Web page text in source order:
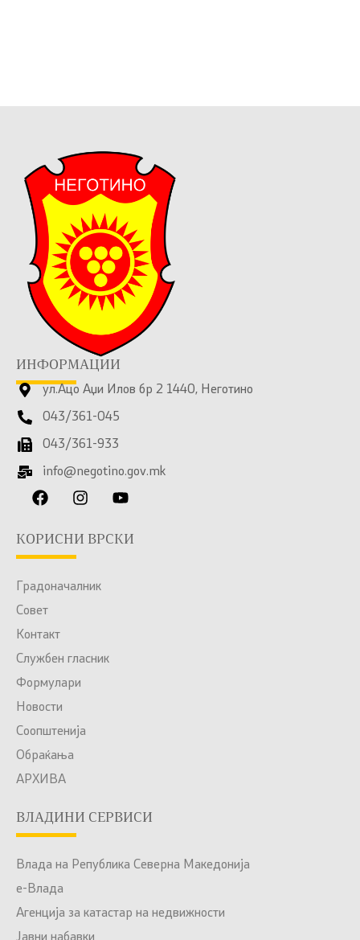
ИНФОРМАЦИИ
ул.Ацо Аџи Илов бр 2 1440, Неготино
043/361-045
043/361-933
info@negotino.gov.mk
КОРИСНИ ВРСКИ
Градоначалник
Совет
Контакт
Службен гласник
Формулари
Новости
Соопштенија
Обраќања
АРХИВА
ВЛАДИНИ СЕРВИСИ
Влада на Република Северна Македонија
е-Влада
Агенција за катастар на недвижности